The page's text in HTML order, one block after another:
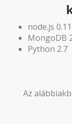
node.js
MongoDB
Python 2.7
Az